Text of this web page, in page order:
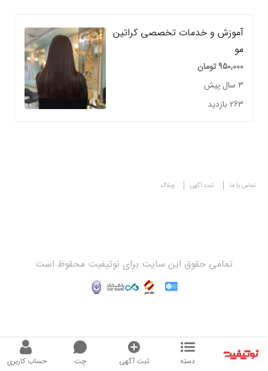
دسته ثبت آگهی چت حساب کاربری
آموزش و خدمات تخصصی کراتین
مو
950,000تومان
3 سال پیش
263 بازدید
تماس با ما ثبت آگهی وبلاگ
تمامی حقوق این سایت برای نوتیفیت محقوظ است